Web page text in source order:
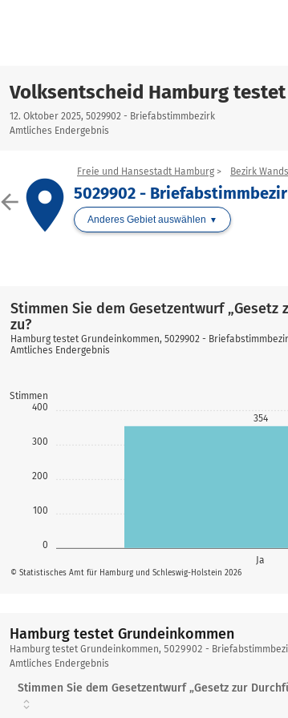
Volksentscheid Hamburg
12. Oktober 2025, 5029902 - Briefabstimmbezirk
Amtliches Endergebnis
arrow_backplace
Freie und Hansestadt Hamburg Bezirk
5029902 -
Anderes Gebiet auswählen
0
100
200
300
400
Stimmen
Ja
354
© Statistisches Amt für Hamburg und Schleswig-Holstein 2026
Stimmen Sie dem Gesetzentwurf
zu?
Hamburg testet Grundeinkommen, 5029902 -
Amtliches Endergebnis
Hamburg testet Grundeinkommen
Hamburg
testet
Grundeinkommen
Hamburg testet Grundeinkommen, 5029902 -
Amtliches Endergebnis
Stimmen Sie dem Gesetzentwurf „Gesetz zur